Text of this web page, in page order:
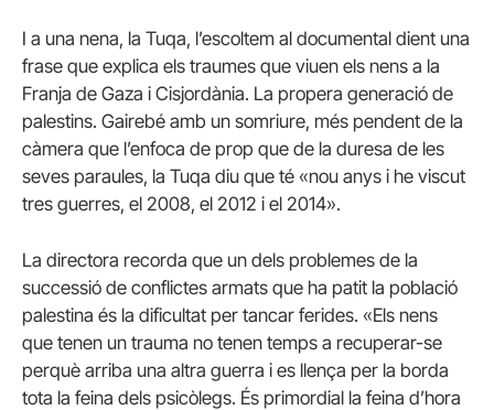
I a una nena, la Tuqa, l’escoltem al documental dient una
frase que explica els traumes que viuen els nens a la
Franja de Gaza i Cisjordània. La propera generació de
palestins. Gairebé amb un somriure, més pendent de la
càmera que l’enfoca de prop que de la duresa de les
seves paraules, la Tuqa diu que té «nou anys i he viscut
tres guerres, el 2008, el 2012 i el 2014».
La directora recorda que un dels problemes de la
successió de conflictes armats que ha patit la població
palestina és la dificultat per tancar ferides. «Els nens
que tenen un trauma no tenen temps a recuperar-se
perquè arriba una altra guerra i es llença per la borda
tota la feina dels psicòlegs. És primordial la feina d’hora